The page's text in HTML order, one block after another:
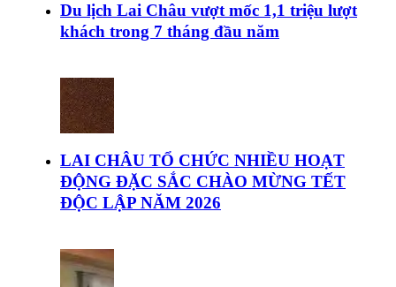
Du lịch Lai Châu vượt mốc 1,1 triệu lượt
khách trong 7 tháng đầu năm
LAI CHÂU TỔ CHỨC NHIỀU HOẠT
ĐỘNG ĐẶC SẮC CHÀO MỪNG TẾT
ĐỘC LẬP NĂM 2026